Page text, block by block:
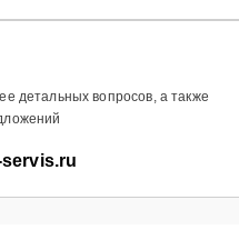
детальных вопросов, а также